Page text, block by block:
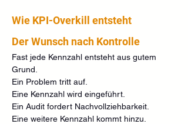
Wie KPI-Overkill entsteht
Der Wunsch nach Kontrolle
Fast jede Kennzahl entsteht aus gutem
Grund.
Ein Problem tritt auf.
Eine Kennzahl wird eingeführt.
Ein Audit fordert Nachvollziehbarkeit.
Eine weitere Kennzahl kommt hinzu.